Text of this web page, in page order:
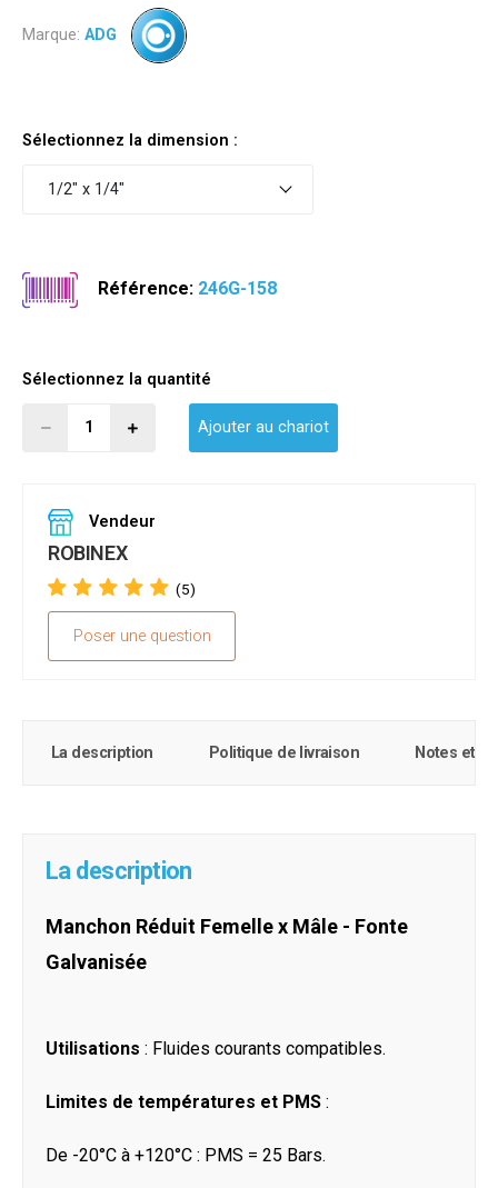
Marque: ADG
Sélectionnez la dimension :
1/2" x 1/4"
Référence: 246G-158
Sélectionnez la quantité
Ajouter au chariot
Vendeur
ROBINEX
(5)
Poser une question
La description Politique de livraison Notes et
La description
Manchon Réduit Femelle x Mâle - Fonte
Galvanisée
Utilisations : Fluides courants compatibles.
Limites de températures et PMS :
De -20°C à +120°C : PMS = 25 Bars.